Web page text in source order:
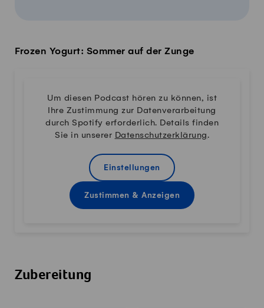
Frozen Yogurt: Sommer auf der Zunge
Um diesen Podcast hören zu können, ist
Ihre Zustimmung zur Datenverarbeitung
durch Spotify erforderlich. Details finden
Sie in unserer Datenschutzerklärung.
Einstellungen
Zustimmen & Anzeigen
Zubereitung